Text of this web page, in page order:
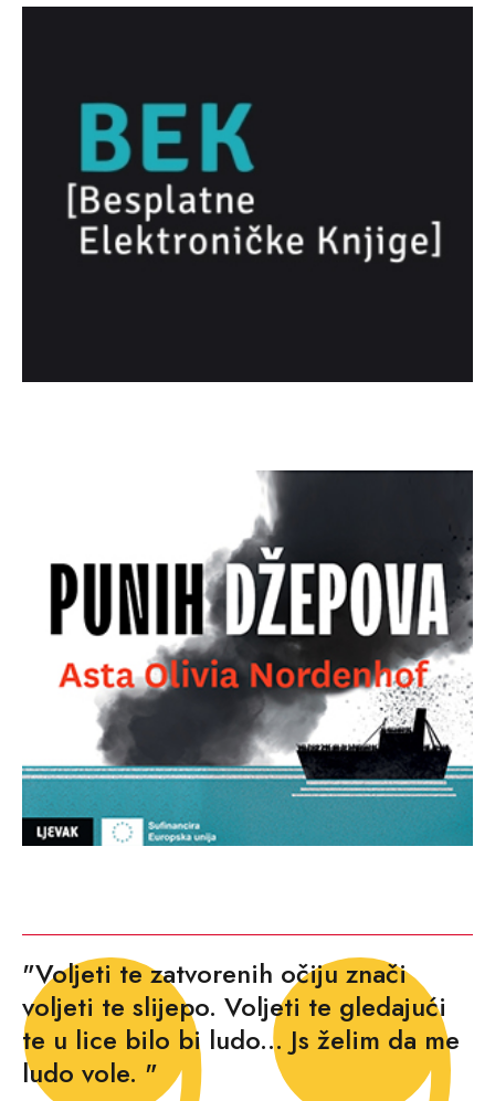
"Voljeti te zatvorenih očiju znači
voljeti te slijepo. Voljeti te gledajući
te u lice bilo bi ludo... Js želim da me
ludo vole. "